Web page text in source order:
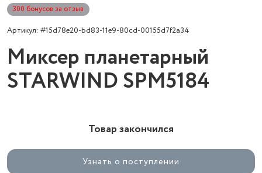
300 бонусов за отзыв
Артикул: #15d78e20-bd83-11e9-80cd-00155d7f2a34
Миксер планетарный
STARWIND SPM5184
Товар закончился
Узнать о поступлении